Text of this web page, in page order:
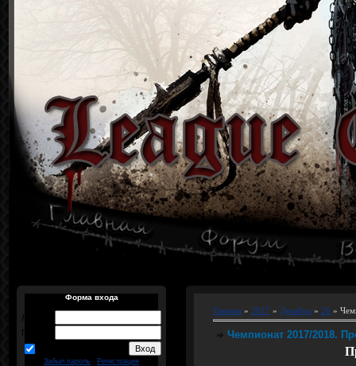
Форма входа
Логин:
Пароль:
Забыл пароль Регистрация
Главная » 2017 » Декабрь » 26 »
Чемпионат 2017/2018.